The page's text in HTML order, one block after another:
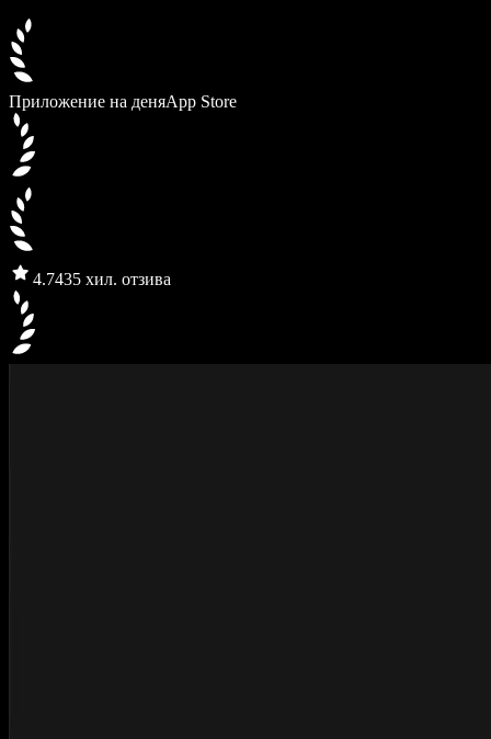
Приложение на деняApp Store
4.7435 хил. отзива